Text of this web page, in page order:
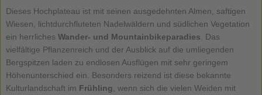
Dieses Hochplateau ist mit seinen ausgedehnten Almen, saftigen
Wiesen, lichtdurchfluteten Nadelwäldern und südlichen Vegetation
ein herrliches Wander- und Mountainbikeparadies . Das
vielfältige Pflanzenreich und der Ausblick auf die umliegenden
Bergspitzen laden zu endlosen Ausflügen mit sehr geringem
Höhenunterschied ein. Besonders reizend ist diese bekannte
Kulturlandschaft im Frühling , wenn sich die vielen Weiden mit